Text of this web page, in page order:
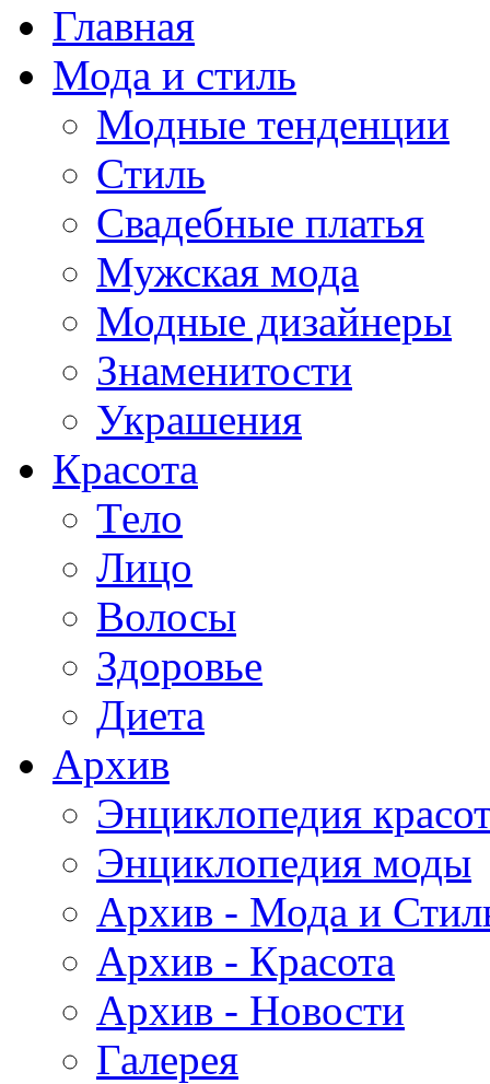
Главная
Мода и стиль
Модные тенденции
Стиль
Свадебные платья
Мужская мода
Модные дизайнеры
Знаменитости
Украшения
Красота
Тело
Лицо
Волосы
Здоровье
Диета
Архив
Энциклопедия
Энциклопедия моды
Архив - Мода и
Архив - Красота
Архив - Новости
Галерея